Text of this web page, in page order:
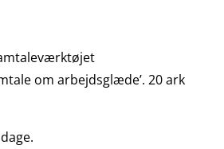
om arbejdsglæde’. 20 ark